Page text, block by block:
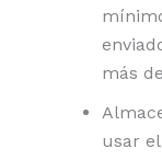
más
usar